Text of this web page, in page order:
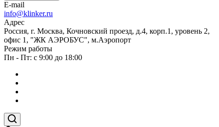
E-mail
info@klinker.ru
Адрес
Россия, г. Москва, Кочновский проезд, д.4, корп.1, уровень 2,
офис 1, "ЖК АЭРОБУС", м.Аэропорт
Режим работы
Пн - Пт: с 9:00 до 18:00